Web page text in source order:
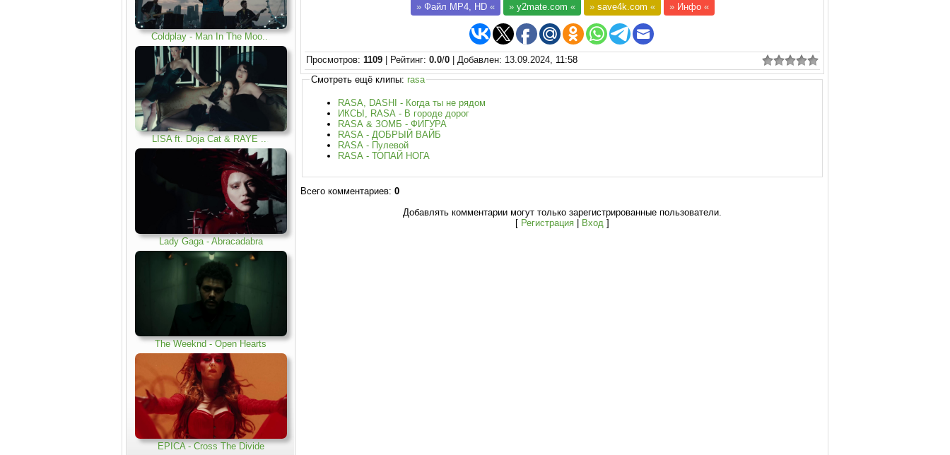
Coldplay - Man In The Moo...
LISA ft. Doja Cat & RAYE ...
Lady Gaga - Abracadabra
The Weeknd - Open Hearts
EPICA - Cross The Divide
»Файл MP4, HD « »y2mate.com « »save4k.com « »Инфо «
Просмотров: 1109 Рейтинг: 0.0/0 Добавлен: 13.09.2024, 11:58
Смотреть ещё клипы: rasa
RASA, DASHI - Когда ты не рядом
ИКСЫ, RASA - В городе дорог
RASA & ЗОМБ - ФИГУРА
RASA - ДОБРЫЙ ВАЙБ
RASA - Пулевой
RASA - ТОПАЙ НОГА
Всего комментариев: 0
Добавлять комментарии могут только зарегистрированные пользователи.
[ Регистрация Вход ]